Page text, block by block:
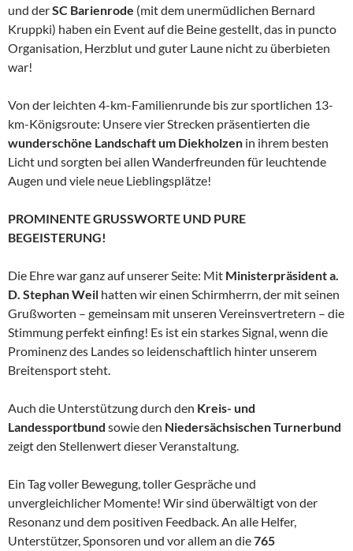
und derSC Barienrode (mit dem unermüdlichen Bernard
Kruppki) haben ein Event auf die Beine gestellt, das in puncto
Organisation, Herzblut und guter Laune nicht zu überbieten
war!
Von der leichten 4-km-Familienrunde bis zur sportlichen 13-
km-Königsroute: Unsere vier Strecken präsentierten die
wunderschöne Landschaft um Diekholzen in ihrem besten
Licht und sorgten bei allen Wanderfreunden für leuchtende
Augen und viele neue Lieblingsplätze!
PROMINENTE GRUSSWORTE UND PURE
BEGEISTERUNG!
Die Ehre war ganz auf unserer Seite: Mit Ministerpräsident a.
D. Stephan Weil hatten wir einen Schirmherrn, der mit seinen
Grußworten – gemeinsam mit unseren Vereinsvertretern – die
Stimmung perfekt einfing! Es ist ein starkes Signal, wenn die
Prominenz des Landes so leidenschaftlich hinter unserem
Breitensport steht.
Auch die Unterstützung durch den Kreis- und
Landessportbund sowie den Niedersächsischen Turnerbund
zeigt den Stellenwert dieser Veranstaltung.
Ein Tag voller Bewegung, toller Gespräche und
unvergleichlicher Momente! Wir sind überwältigt von der
Resonanz und dem positiven Feedback. An alle Helfer,
Unterstützer, Sponsoren und vor allem an die765